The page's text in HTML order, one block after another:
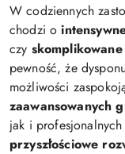
W codziennych
chodzi o
czy
pewność, że
możliwości
zaawansowanych
jak i
przyszłościowe